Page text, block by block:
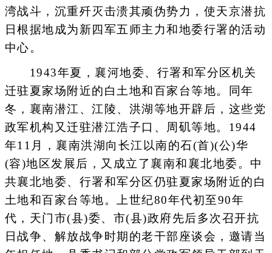
湾战斗，沉重歼灭击溃其顽伪势力，使天京潜抗
日根据地成为新四军五师主力和地委行署的活动
中心。
1943年夏，襄河地委、行署和军分区机关
迁驻夏家场附近的白土地和百家台等地。同年
冬，襄南潜江、江陵、洪湖等地开辟后，这些党
政军机构又迁驻潜江浩子口、周矶等地。1944
年11月，襄南洪湖向长江以南的石(首)(公)华
(容)地区发展后，又成立了襄南和襄北地委。中
共襄北地委、行署和军分区仍驻夏家场附近的白
土地和百家台等地。上世纪80年代初至90年
代，天门市(县)委、市(县)政府先后多次召开抗
日战争、解放战争时期的老干部座谈会，邀请当